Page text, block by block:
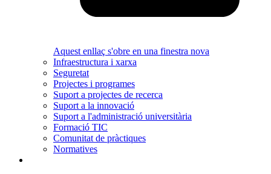
Aquest enllaç s'obre en una finestra nova
Infraestructura i xarxa
Seguretat
Projectes i programes
Suport a projectes de recerca
Suport a la innovació
Suport a l'administració universitària
Formació TIC
Comunitat de pràctiques
Normatives